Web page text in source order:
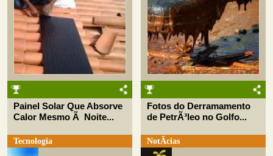
Painel Solar Que Absorve
Calor Mesmo Ã Noite...
Tecnologia
Fotos do Derramamento
de PetrÃ³leo no Golfo...
NotÃ­cias